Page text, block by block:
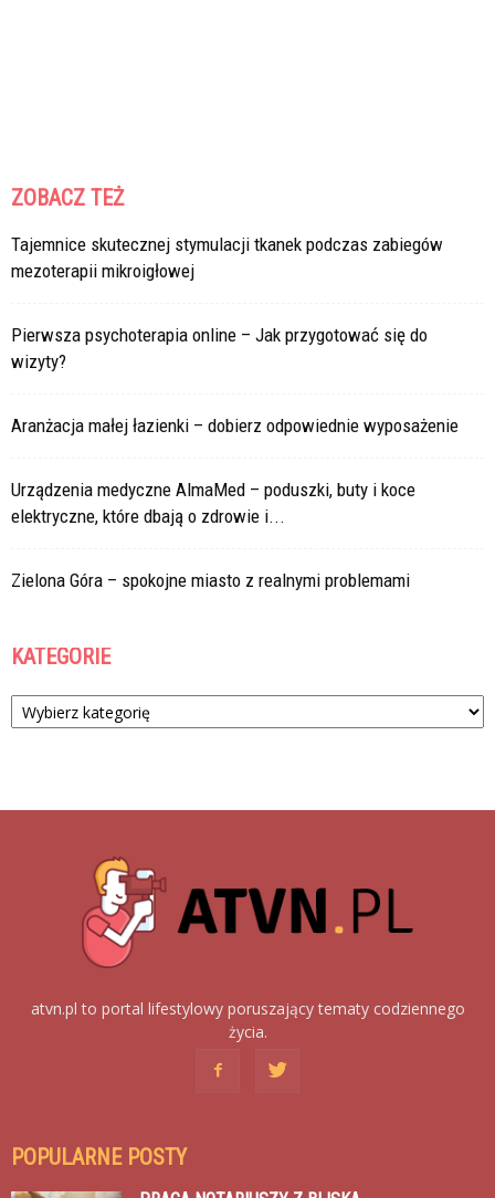
ZOBACZ TEŻ
Tajemnice skutecznej stymulacji tkanek podczas zabiegów
mezoterapii mikroigłowej
Pierwsza psychoterapia online – Jak przygotować się do
wizyty?
Aranżacja małej łazienki – dobierz odpowiednie wyposażenie
Urządzenia medyczne AlmaMed – poduszki, buty i koce
elektryczne, które dbają o zdrowie i...
Zielona Góra – spokojne miasto z realnymi problemami
KATEGORIE
Kategorie
atvn.pl to portal lifestylowy poruszający tematy codziennego
życia.
POPULARNE POSTY